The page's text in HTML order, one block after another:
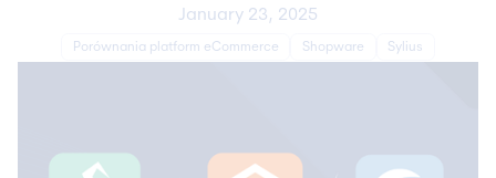
January 23, 2025
Porównania platform eCommerce Shopware Sylius